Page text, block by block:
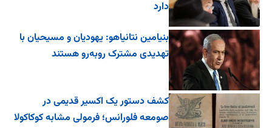
دارد
بنیامین نتانیاهو: یهودیان و مسیحیان با
تهدیدی مشترک روبه‌رو هستند
کشف دستور یک اکسیر قدیمی در
صومعه فلورانس؛ فرمولی مشابه کوکاکولا